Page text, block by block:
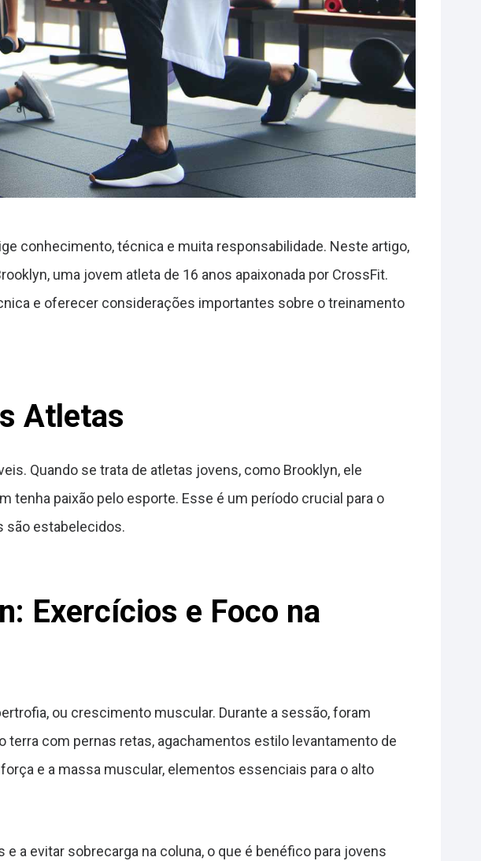
conhecimento, técnica e muita responsabilidade. Neste artigo,
uma jovem atleta de 16 anos apaixonada por CrossFit.
e oferecer considerações importantes sobre o treinamento
Atletas
Quando se trata de atletas jovens, como Brooklyn, ele
tenha paixão pelo esporte. Esse é um período crucial para o
são estabelecidos.
Exercícios e Foco na
ou crescimento muscular. Durante a sessão, foram
com pernas retas, agachamentos estilo levantamento de
e a massa muscular, elementos essenciais para o alto
a evitar sobrecarga na coluna, o que é benéfico para jovens